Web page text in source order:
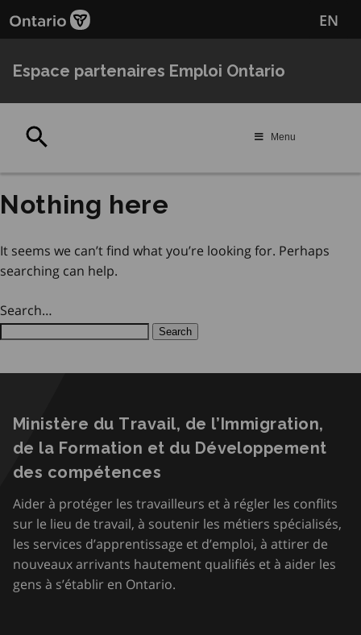
au
principal
au
EN
Espace partenaires Emploi Ontario
Menu
Nothing here
It seems we can’t find what you’re looking for. Perhaps
searching can help.
Search…
Ministère du Travail, de l’Immigration,
de la Formation et du Développement
des compétences
Aider à protéger les travailleurs et à régler les conflits
sur le lieu de travail, à soutenir les métiers spécialisés,
les services d’apprentissage et d’emploi, à attirer de
nouveaux arrivants hautement qualifiés et à aider les
gens à s’établir en Ontario.